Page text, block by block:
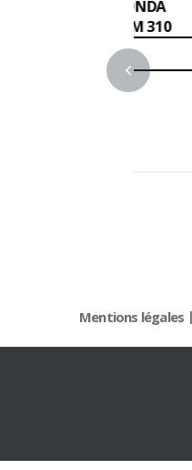
Mentions légales